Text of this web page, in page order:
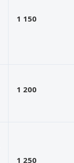
1 150
1 200
1 250